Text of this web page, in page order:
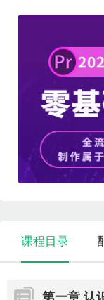
课程目录
第一章 认